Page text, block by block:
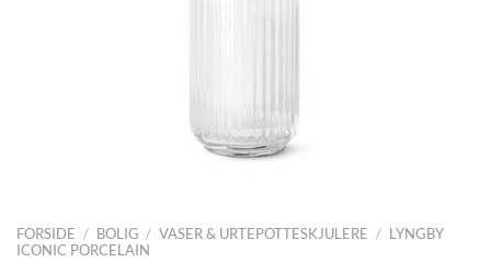
FORSIDE / BOLIG / VASER & URTEPOTTESKJULERE / LYNGBY
ICONIC PORCELAIN